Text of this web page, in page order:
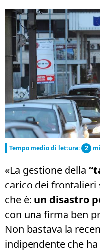
Tempo medio di lettura: 2
«La gestione della
carico dei frontalieri
che è: un disastro
con una firma ben
Non bastava la
indipendente che